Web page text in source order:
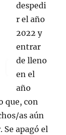
despedi
r el año
2022 y
entrar
de lleno
en el
año
que, con
as aún
apagó el